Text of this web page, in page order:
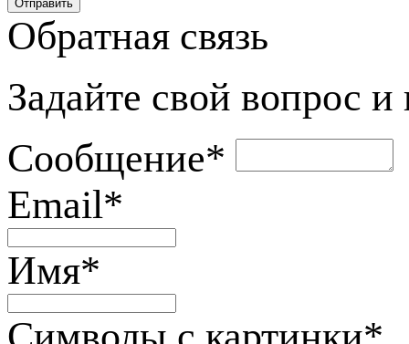
Обратная связь
Задайте свой вопрос
Сообщение*
Email*
Имя*